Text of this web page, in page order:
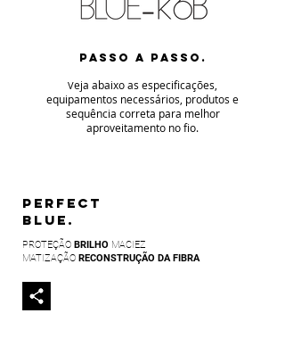
PASSO A PASSO.
Veja abaixo as especificações,
equipamentos necessários, produtos e
sequência correta para melhor
aproveitamento no fio.
PERFECT
BLUE.
PROTEÇÃO BRILHO MACIEZ
MATIZAÇÃO RECONSTRUÇÃO DA FIBRA